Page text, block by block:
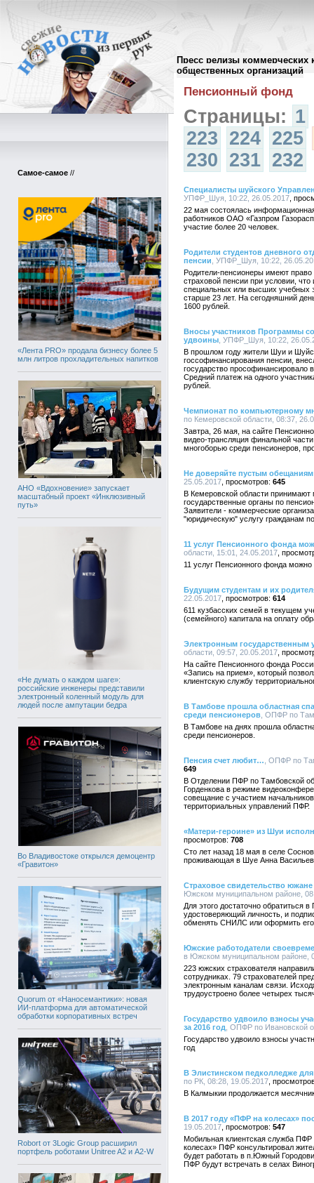
Пресс релизы коммерческих
общественных организаций
Самое-самое //
«Лента PRO» продала бизнесу более 5
млн литров прохладительных напитков
АНО «Вдохновение» запускает
масштабный проект «Инклюзивный
путь»
«Не думать о каждом шаге»:
российские инженеры представили
электронный коленный модуль для
людей после ампутации бедра
Во Владивостоке открылся демоцентр
«Гравитон»
Quorum от «Наносемантики»: новая
ИИ-платформа для автоматической
обработки корпоративных встреч
Robort от 3Logic Group расширил
портфель роботами Unitree A2 и A2-W
Архив пресс-релизов//
Пенсионный фонд
Страницы: 1
223 224 225
230 231 232
Специалисты шуйского
УПФР_Шуя, 10:22, 26.05.2017
22 мая состоялась
работников ОАО «Газпром
участие более 20 человек.
Родители студентов дневного
пенсии , УПФР_Шуя, 10:22,
Родители-пенсионеры имеют
страховой пенсии при условии,
специальных или высших учебных
старше 23 лет. На сегодняшний
1600 рублей.
Вносы участников Программы
удвоины , УПФР_Шуя, 10:22,
В прошлом году жители Шуи и
госсофинансирования пенсии,
государство прософинансировало
Средний платеж на одного
рублей.
Чемпионат по компьютерному
по Кемеровской области, 08:37,
Завтра, 26 мая, на сайте
видео-трансляция финальной
многоборью среди пенсионеров,
Не доверяйте пустым
25.05.2017
645
В Кемеровской области
государственные органы по
Заявители - коммерческие
"юридическую" услугу гражданам
11 услуг Пенсионного фонда
области, 15:01, 24.05.2017
11 услуг Пенсионного фонда
Будущим студентам и их
22.05.2017
614
611 кузбасских семей в текущем
(семейного) капитала на оплату
Электронным государственным
области, 09:57, 20.05.2017
На сайте Пенсионного фонда
«Запись на прием», который
клиентскую службу
В Тамбове прошла областная
среди пенсионеров , ОПФР по
В Тамбове на днях прошла
среди пенсионеров.
Пенсия счет любит… , ОПФР по
649
В Отделении ПФР по Тамбовской
Горденкова в режиме
совещание с участием
территориальных управлений ПФР.
«Матери-героине» из Шуи
708
Сто лет назад 18 мая в селе
проживающая в Шуе Анна
Страховое свидетельство
Южском муниципальном районе,
Для этого достаточно обратиться
удостоверяющий личность, и
обменять СНИЛС или оформить его
Южские работодатели
в Южском муниципальном районе,
223 южских страхователя
сотрудниках. 79 страхователей
электронным каналам связи.
трудоустроено более четырех
Государство удвоило взносы
за 2016 год , ОПФР по Ивановской
Государство удвоило взносы
год
В Элистинском педколледже
по РК, 08:28, 19.05.2017
В Калмыкии продолжается
В 2017 году «ПФР на колесах»
19.05.2017
547
Мобильная клиентская служба
колесах» ПФР консультировал
будет работать в п.Южный
ПФР будут встречать в селах